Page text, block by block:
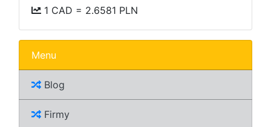
1 CAD = 2.6581 PLN
Menu
Blog
Firmy